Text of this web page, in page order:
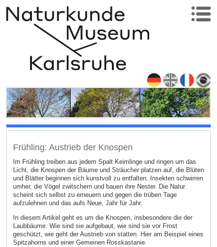
Frühling: Austrieb der Knospen
Im Frühling treiben aus jedem Spalt Keimlinge und ringen um das
Licht, die Knospen der Bäume und Sträucher platzen auf, die Blüten
und Blätter beginnen sich kunstvoll zu entfalten. Insekten schwirren
umher, die Vögel zwitschern und bauen ihre Nester. Die Natur
scheint sich selbst zu erneuern und gegen die trüben Tage
aufzulehnen und das aufs Neue, Jahr für Jahr.
In diesem Artikel geht es um die Knospen, insbesondere die der
Laubbäume. Wie sind sie aufgebaut, wie sind sie vor Frost
geschützt, wie geht der Austrieb von statten. Hier am Beispiel eines
Spitzahorns und einer Gemeinen Rosskastanie.